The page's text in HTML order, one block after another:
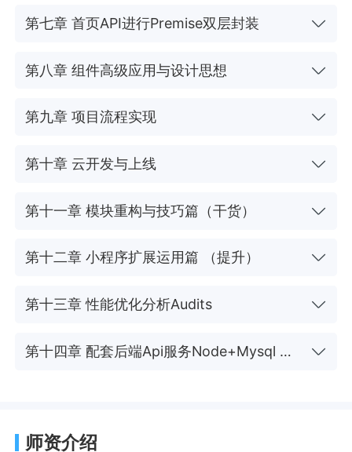
第七章 首页API进行Premise双层封装
第八章 组件高级应用与设计思想
第九章 项目流程实现
第十章 云开发与上线
第十一章 模块重构与技巧篇（干货）
第十二章 小程序扩展运用篇 （提升）
第十三章 性能优化分析Audits
第十四章 配套后端Api服务Node+Mysql （扩展技能）
师资介绍